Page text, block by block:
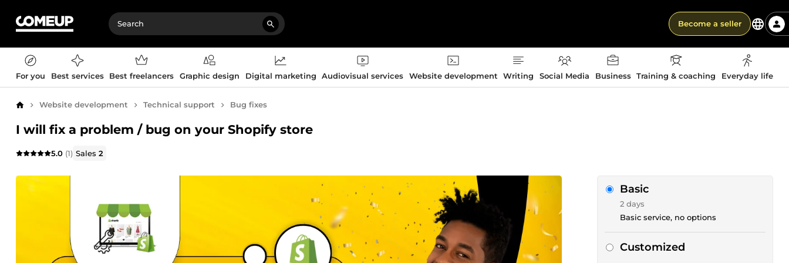
Become a seller
For you Best services Best freelancers Graphic design Digital marketing Audiovisual services Website development Writing Social Media Business Training & coaching Everyday life
Home Website development Technical support Bug fixes
I will fix a problem / bug on your Shopify store
5.0 (1) Sales2
Basic
2 days
Basic service, no options
Customized